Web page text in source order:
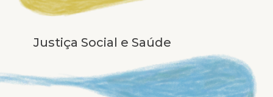
Justiça Social e Saúde